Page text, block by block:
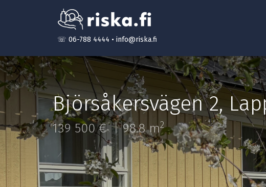
☏ 06-788 4444 • info@riska.fi
Björsåkersvägen 2,
139 500 € 98.8 m2